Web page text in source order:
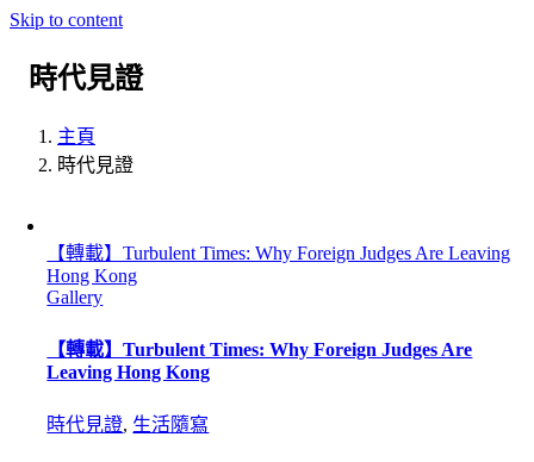
Skip to content
時代見證
主頁
時代見證
【轉載】Turbulent Times: Why Foreign Judges Are Leaving
Hong Kong
Gallery
【轉載】Turbulent Times: Why Foreign Judges Are
Leaving Hong Kong
時代見證, 生活隨寫